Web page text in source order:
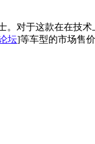
。对于这款在在技
坛]等车型的市场售